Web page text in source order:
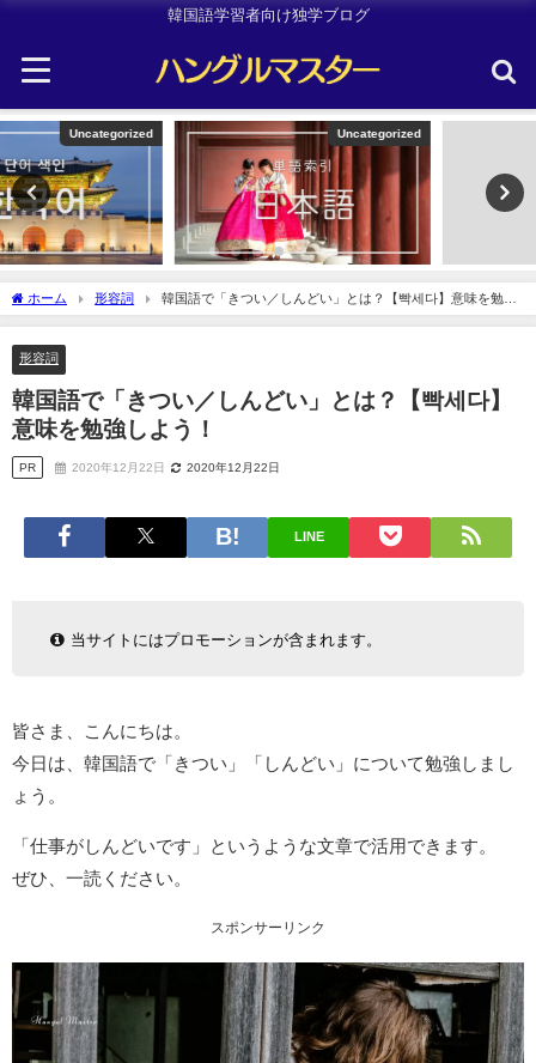
韓国語学習者向け独学ブログ
Uncategorized
ホーム 形容詞
韓国語で「きつい／しんどい」とは？【빡세다】意味を勉強
しよう！
形容詞
韓国語で「きつい／しんどい」とは？【빡세다】
意味を勉強しよう！
PR 2020年12月22日 2020年12月22日
LINE
当サイトにはプロモーションが含まれます。
皆さま、こんにちは。
今日は、韓国語で「きつい」「しんどい」について勉強しまし
ょう。
「仕事がしんどいです」というような文章で活用できます。
ぜひ、一読ください。
スポンサーリンク